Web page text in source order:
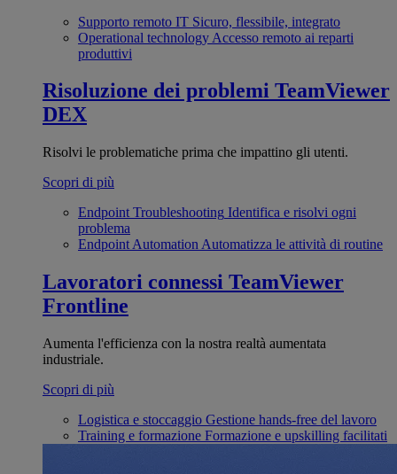
Supporto remoto IT Sicuro, flessibile, integrato
Operational technology Accesso remoto ai reparti
produttivi
Risoluzione dei problemi TeamViewer
DEX
Risolvi le problematiche prima che impattino gli utenti.
Scopri di più
Endpoint Troubleshooting Identifica e risolvi ogni
problema
Endpoint Automation Automatizza le attività di routine
Lavoratori connessi TeamViewer
Frontline
Aumenta l'efficienza con la nostra realtà aumentata
industriale.
Scopri di più
Logistica e stoccaggio Gestione hands-free del lavoro
Training e formazione Formazione e upskilling facilitati